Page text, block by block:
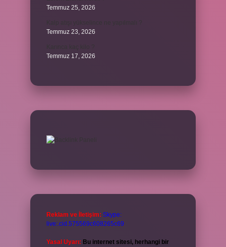
Temmuz 25, 2026
Temmuz 23, 2026
Temmuz 17, 2026
Reklam ve İletişim: Skype:
live:.cid.575569c608265c69
Yasal Uyarı: Bu internet sitesi, herhangi bir